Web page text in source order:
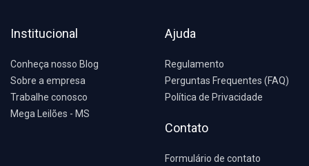
Institucional
Conheça nosso Blog
Sobre a empresa
Trabalhe conosco
Mega Leilões - MS
Ajuda
Regulamento
Perguntas Frequentes (FAQ)
Política de Privacidade
Contato
Formulário de contato